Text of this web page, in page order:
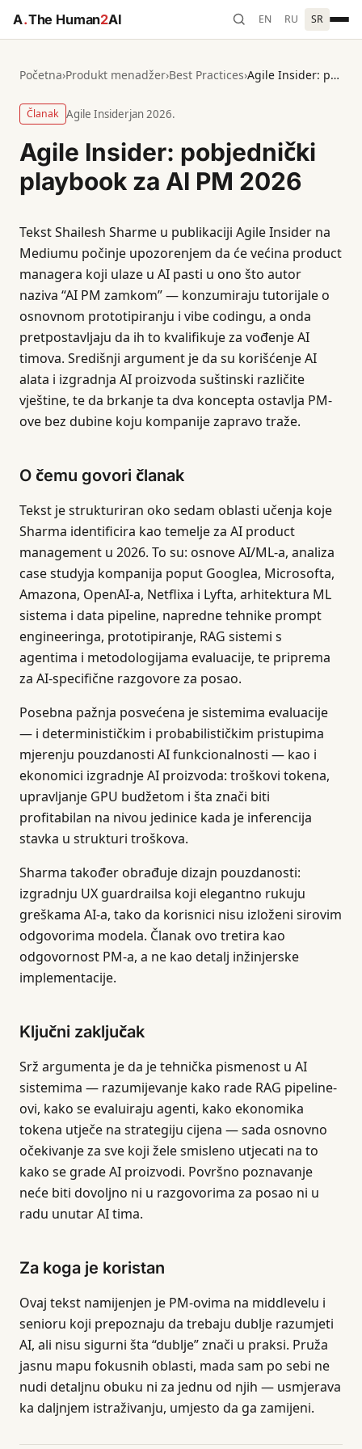
A.The Human2AI EN RU SR
Početna›Produkt menadžer›Best Practices› Agile Insider: pobjednički playbook za AI PM 2026
Članak Agile Insiderjan 2026.
Agile Insider: pobjednički
playbook za AI PM 2026
Tekst Shailesh Sharme u publikaciji Agile Insider na
Mediumu počinje upozorenjem da će većina product
managera koji ulaze u AI pasti u ono što autor
naziva “AI PM zamkom” — konzumiraju tutorijale o
osnovnom prototipiranju i vibe codingu, a onda
pretpostavljaju da ih to kvalifikuje za vođenje AI
timova. Središnji argument je da su korišćenje AI
alata i izgradnja AI proizvoda suštinski različite
vještine, te da brkanje ta dva koncepta ostavlja PM-
ove bez dubine koju kompanije zapravo traže.
O čemu govori članak
Tekst je strukturiran oko sedam oblasti učenja koje
Sharma identificira kao temelje za AI product
management u 2026. To su: osnove AI/ML-a, analiza
case studyja kompanija poput Googlea, Microsofta,
Amazona, OpenAI-a, Netflixa i Lyfta, arhitektura ML
sistema i data pipeline, napredne tehnike prompt
engineeringa, prototipiranje, RAG sistemi s
agentima i metodologijama evaluacije, te priprema
za AI-specifične razgovore za posao.
Posebna pažnja posvećena je sistemima evaluacije
— i determinističkim i probabilističkim pristupima
mjerenju pouzdanosti AI funkcionalnosti — kao i
ekonomici izgradnje AI proizvoda: troškovi tokena,
upravljanje GPU budžetom i šta znači biti
profitabilan na nivou jedinice kada je inferencija
stavka u strukturi troškova.
Sharma također obrađuje dizajn pouzdanosti:
izgradnju UX guardrailsa koji elegantno rukuju
greškama AI-a, tako da korisnici nisu izloženi sirovim
odgovorima modela. Članak ovo tretira kao
odgovornost PM-a, a ne kao detalj inžinjerske
implementacije.
Ključni zaključak
Srž argumenta je da je tehnička pismenost u AI
sistemima — razumijevanje kako rade RAG pipeline-
ovi, kako se evaluiraju agenti, kako ekonomika
tokena utječe na strategiju cijena — sada osnovno
očekivanje za sve koji žele smisleno utjecati na to
kako se grade AI proizvodi. Površno poznavanje
neće biti dovoljno ni u razgovorima za posao ni u
radu unutar AI tima.
Za koga je koristan
Ovaj tekst namijenjen je PM-ovima na middlevelu i
senioru koji prepoznaju da trebaju dublje razumjeti
AI, ali nisu sigurni šta “dublje” znači u praksi. Pruža
jasnu mapu fokusnih oblasti, mada sam po sebi ne
nudi detaljnu obuku ni za jednu od njih — usmjerava
ka daljnjem istraživanju, umjesto da ga zamijeni.